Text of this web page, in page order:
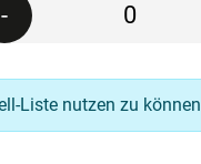
-
Liste nutzen zu